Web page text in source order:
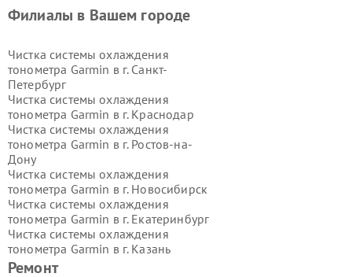
Ремонт
Филиалы в Вашем городе
Чистка системы охлаждения
тонометра Garmin в г. Санкт-
Петербург
Чистка системы охлаждения
тонометра Garmin в г. Краснодар
Чистка системы охлаждения
тонометра Garmin в г. Ростов-на-
Дону
Чистка системы охлаждения
тонометра Garmin в г. Новосибирск
Чистка системы охлаждения
тонометра Garmin в г. Екатеринбург
Чистка системы охлаждения
тонометра Garmin в г. Казань
Чистка системы охлаждения